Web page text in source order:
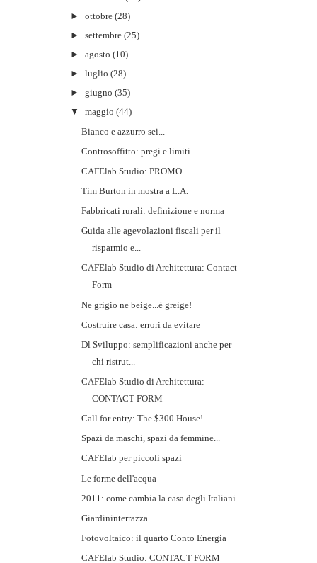
►ottobre (28)
►settembre (25)
►agosto (10)
►luglio (28)
►giugno (35)
▼
maggio (44)
Bianco e azzurro sei...
Controsoffitto: pregi e limiti
CAFElab Studio: PROMO
Tim Burton in mostra a L.A.
Fabbricati rurali: definizione e norma
Guida alle agevolazioni fiscali per il
risparmio e...
CAFElab Studio di Architettura: Contact
Form
Ne grigio ne beige...è greige!
Costruire casa: errori da evitare
Dl Sviluppo: semplificazioni anche per
chi ristrut...
CAFElab Studio di Architettura:
CONTACT FORM
Call for entry: The $300 House!
Spazi da maschi, spazi da femmine...
CAFElab per piccoli spazi
Le forme dell'acqua
2011: come cambia la casa degli Italiani
Giardininterrazza
Fotovoltaico: il quarto Conto Energia
CAFElab Studio: CONTACT FORM